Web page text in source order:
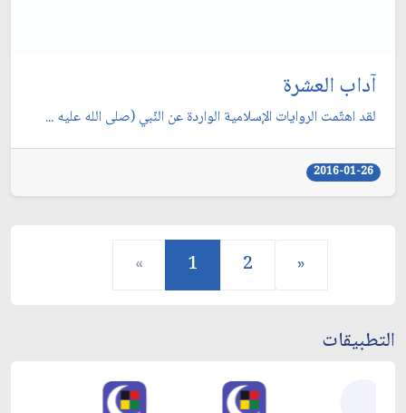
آداب العشرة
لقد اهتّمت الروايات الإسلامية الواردة عن النّبي (صلى الله عليه ...
2016-01-26
« 1 2 »
التطبيقات